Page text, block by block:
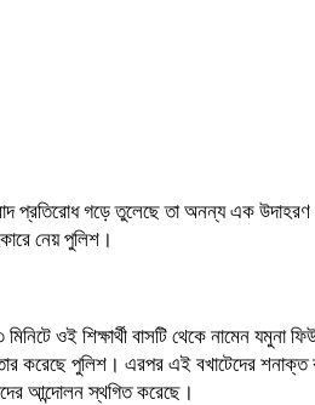
প্রতিরোধ গড়ে তুলেছে তা অনন্য এক উদাহরণ
নেয় পুলিশ।
ওই শিক্ষার্থী বাসটি থেকে নামেন যমুনা
করেছে পুলিশ। এরপর এই বখাটেদের শনাক্ত
আন্দোলন স্থগিত করেছে।